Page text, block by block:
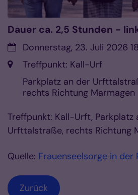
Dauer ca. 2,5 Stunden -
Datum:Donnerstag, 23. Juli 2026
Ort: Treffpunkt: Kall-Urf
Parkplatz an der
rechts Richtung Marmagen
Treffpunkt: Kall-Urft, Parkplatz
Urfttalstraße, rechts Richtung
Quelle: Frauenseelsorge in der
Zurück